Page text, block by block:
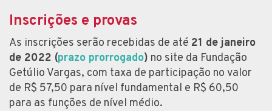
Inscrições e provas
As inscrições serão recebidas de até 21 de janeiro
de 2022 (prazo prorrogado) no site da Fundação
Getúlio Vargas, com taxa de participação no valor
de R$ 57,50 para nível fundamental e R$ 60,50
para as funções de nível médio.